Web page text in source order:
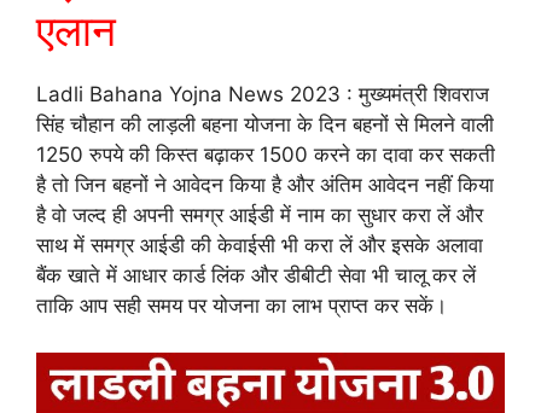
एलान
Ladli Bahana Yojna News 2023 : मुख्यमंत्री शिवराज
सिंह चौहान की लाड़ली बहना योजना के दिन बहनों से मिलने वाली
1250 रुपये की किस्त बढ़ाकर 1500 करने का दावा कर सकती
है तो जिन बहनों ने आवेदन किया है और अंतिम आवेदन नहीं किया
है वो जल्द ही अपनी समग्र आईडी में नाम का सुधार करा लें और
साथ में समग्र आईडी की केवाईसी भी करा लें और इसके अलावा
बैंक खाते में आधार कार्ड लिंक और डीबीटी सेवा भी चालू कर लें
ताकि आप सही समय पर योजना का लाभ प्राप्त कर सकें।